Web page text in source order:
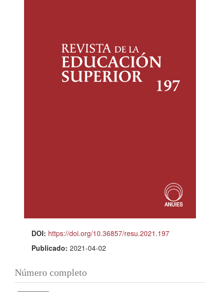
DOI: https://doi.org/10.36857/resu.2021.197
Publicado:2021-04-02
Número completo